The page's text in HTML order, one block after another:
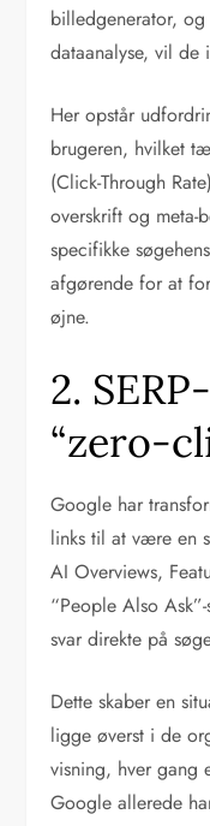
billedgenerator,
dataanalyse, vil
Her opstår
brugeren, hvilket
(Click-Through
overskrift og meta-
specifikke
afgørende for at
øjne.
2.
“zero-
Google har
links til at være en
AI Overviews,
“People Also
svar direkte på
Dette skaber en
ligge øverst i de
visning, hver gang
Google allerede